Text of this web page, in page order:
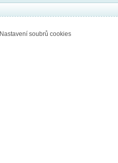
Nastavení soubrů cookies